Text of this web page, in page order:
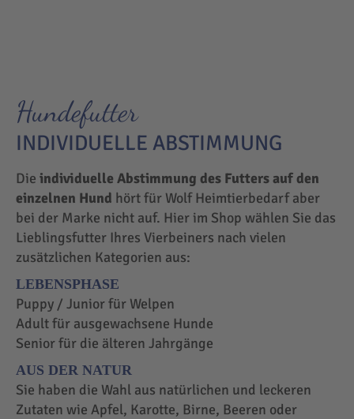
Hundefutter
INDIVIDUELLE ABSTIMMUNG
Die individuelle Abstimmung des Futters auf den
einzelnen Hund hört für Wolf Heimtierbedarf aber
bei der Marke nicht auf. Hier im Shop wählen Sie das
Lieblingsfutter Ihres Vierbeiners nach vielen
zusätzlichen Kategorien aus:
LEBENSPHASE
Puppy / Junior für Welpen
Adult für ausgewachsene Hunde
Senior für die älteren Jahrgänge
AUS DER NATUR
Sie haben die Wahl aus natürlichen und leckeren
Zutaten wie Apfel, Karotte, Birne, Beeren oder